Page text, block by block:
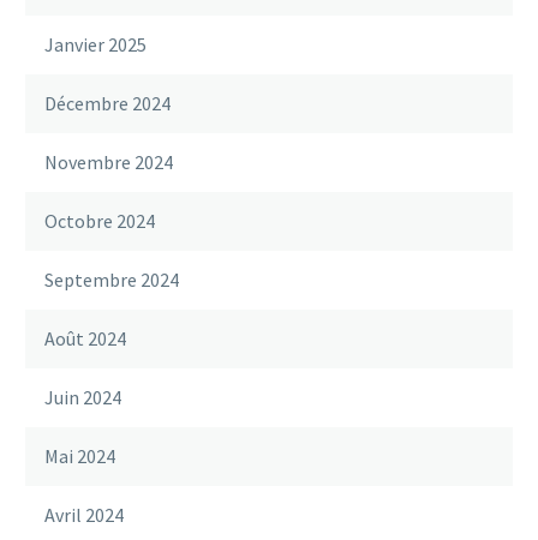
Janvier 2025
Décembre 2024
Novembre 2024
Octobre 2024
Septembre 2024
Août 2024
Juin 2024
Mai 2024
Avril 2024